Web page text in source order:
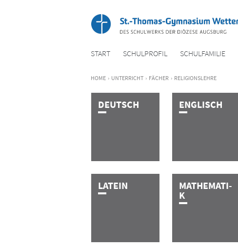
START SCHUL­PROFIL SCHUL­FAMILIE
HOME › UNTER­RICHT › FÄCHER › RELIGIONSLEHRE
D­E­U­T­S­C­H E­N­G­­­L­I­S­C­H
L­A­T­E­I­N
M­A­T­H­E­­­­­M­A­T­I­
K